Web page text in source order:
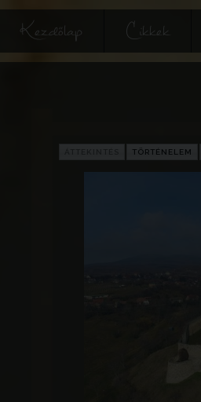
Kezdőlap Cikkek
TÖRTÉNELEM